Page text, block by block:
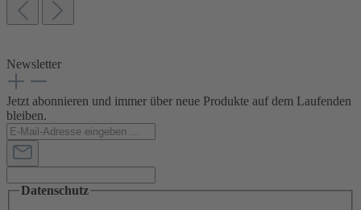
Newsletter
Jetzt abonnieren und immer über neue Produkte auf dem Laufenden
bleiben.
Datenschutz